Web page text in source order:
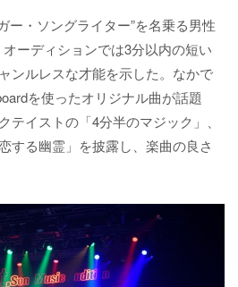
ー・ソングライター”を名乗る男性
ーディションでは3分以内の短い
ンルレスな才能を示した。なかで
を使ったオリジナル曲が話題
テイストの「4分半のマジック」、
する幽霊」を披露し、楽曲の良さ